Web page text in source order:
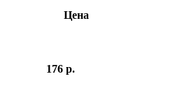
Цена
176 р.